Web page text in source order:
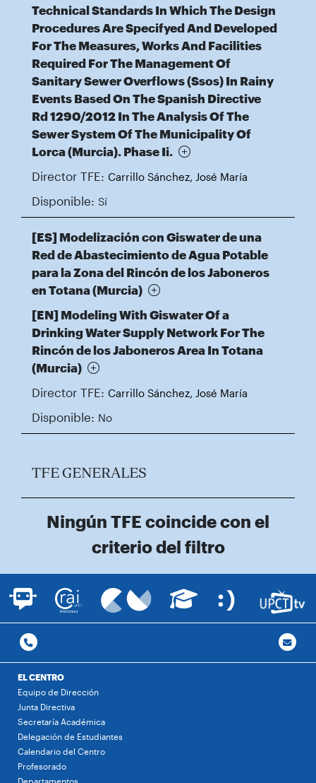
Technical Standards In Which The Design
Procedures Are Specifyed And Developed
For The Measures, Works And Facilities
Required For The Management Of
Sanitary Sewer Overflows (Ssos) In Rainy
Events Based On The Spanish Directive
Rd 1290/2012 In The Analysis Of The
Sewer System Of The Municipality Of
Lorca (Murcia). Phase Ii.
Director TFE: Carrillo Sánchez, José María
Disponible: Sí
[ES] Modelización con Giswater de una
Red de Abastecimiento de Agua Potable
para la Zona del Rincón de los Jaboneros
en Totana (Murcia)
[EN] Modeling With Giswater Of a
Drinking Water Supply Network For The
Rincón de los Jaboneros Area In Totana
(Murcia)
Director TFE: Carrillo Sánchez, José María
Disponible: No
TFE GENERALES
Ningún TFE coincide con el
criterio del filtro
EL CENTRO
Equipo de Dirección
Junta Directiva
Secretaría Académica
Delegación de Estudiantes
Calendario del Centro
Profesorado
Departamentos